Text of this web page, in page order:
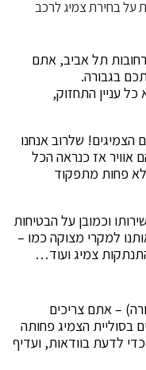
תל אביב, אתם
בגבורה.
עניין התחזוק,
הצמיגים! שלרוב אנחנו
אוויר אז כנראה הכל
פחות מתפקוד
וכמובן על הבטיחות
למקרי מצוקה כמו –
צמיג ועוד…
– אתם צריכים
בסוליית הצמיג פחותה
לדעת בוודאות, ועדיף